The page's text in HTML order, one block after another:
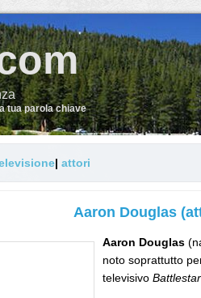
tua parola chiave
| attori
Aaron Douglas
Aaron Douglas
noto soprattutto
televisivo